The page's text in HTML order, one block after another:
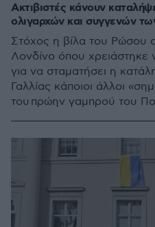
Ακτιβιστές κάνουν
ολιγαρχών και συγγενών
Στόχος η βίλα του Ρώσου
Λονδίνο όπου χρειάστηκε
για να σταματήσει η
Γαλλίας κάποιοι άλλοι
του πρώην γαμπρού του